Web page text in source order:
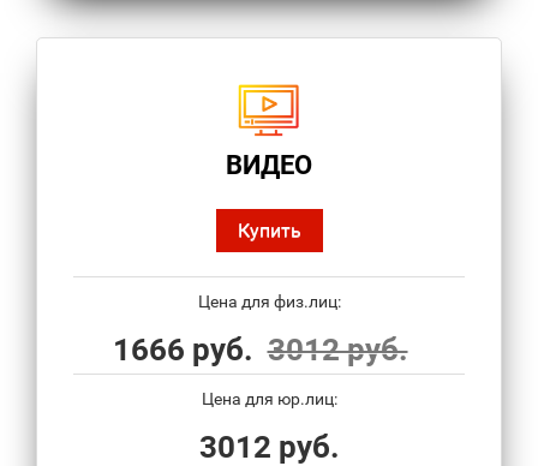
ВИДЕО
Купить
Цена для физ.лиц:
1666 руб. 3012 руб.
Цена для юр.лиц:
3012 руб.